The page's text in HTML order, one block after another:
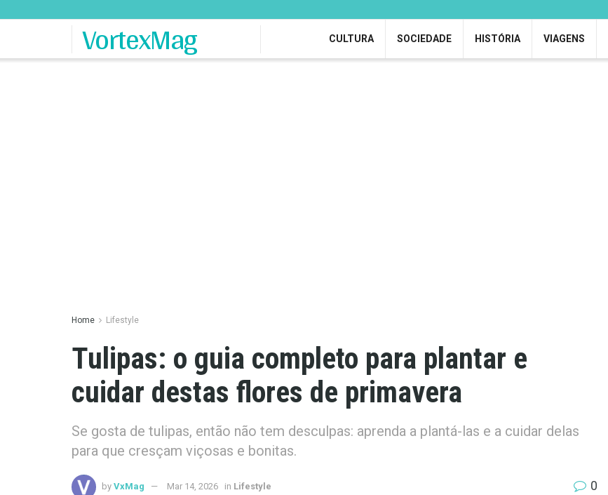
VortexMag CULTURA SOCIEDADE HISTÓRIA VIAGENS
Home Lifestyle
Tulipas: o guia completo para plantar e
cuidar destas flores de primavera
Se gosta de tulipas, então não tem desculpas: aprenda a plantá-las e a cuidar delas
para que cresçam viçosas e bonitas.
by VxMag Mar 14, 2026 in Lifestyle 0